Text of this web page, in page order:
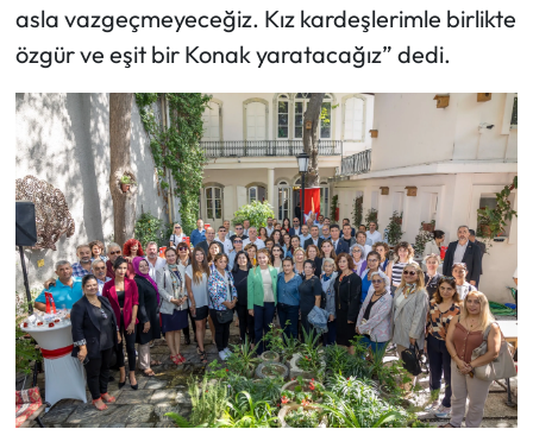
asla vazgeçmeyeceğiz. Kız kardeşlerimle birlikte
özgür ve eşit bir Konak yaratacağız” dedi.